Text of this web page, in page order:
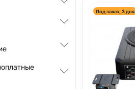
Под заказ, 3 дня